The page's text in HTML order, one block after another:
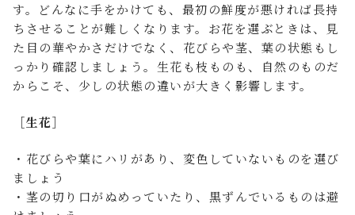
す。どんなに手をかけても、最初の鮮度が悪ければ長持
ちさせることが難しくなります。お花を選ぶときは、見
た目の華やかさだけでなく、花びらや茎、葉の状態もし
っかり確認しましょう。生花も枝ものも、自然のものだ
からこそ、少しの状態の違いが大きく影響します。
［生花］
・花びらや葉にハリがあり、変色していないものを選び
ましょう
・茎の切り口がぬめっていたり、黒ずんでいるものは避